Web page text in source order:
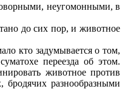
неугомонными, в
до сих пор, и животное
кто задумывается о том,
переезда об этом.
животное против
разнообразными